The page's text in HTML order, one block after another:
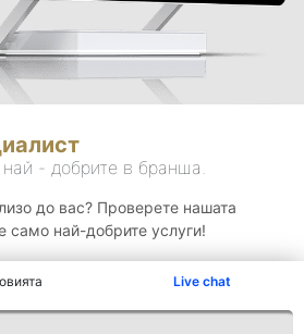
Live chat
- добрите в бранша.
до вас? Проверете нашата
само най-добрите услуги!